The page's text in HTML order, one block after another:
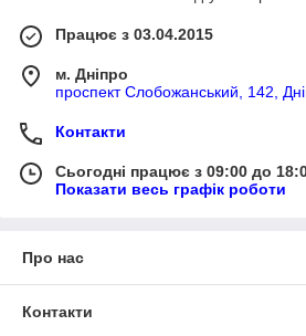
Працює з 03.04.2015
м. Дніпро
проспект Слобожанський, 142,
Контакти
Сьогодні працює з 09:00 до
Показати весь графік роботи
Про нас
Контакти